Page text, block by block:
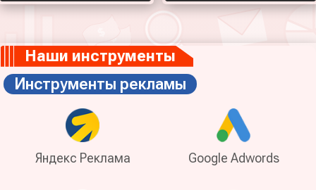
Наши инструменты
Инструменты рекламы
Яндекс Реклама Google Adwords